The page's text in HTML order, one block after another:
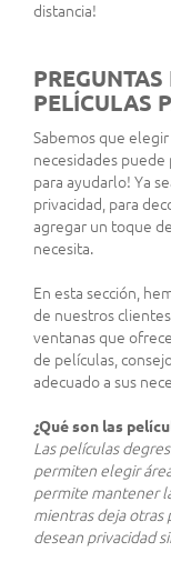
distancia!
PELÍCULAS
Sabemos que
necesidades puede
para ayudarlo! Ya
privacidad, para
agregar un toque
necesita.
En esta sección,
de nuestros
ventanas que
de películas,
adecuado a sus
¿Qué son las
Las películas
permiten elegir
permite mantener
mientras deja otras
desean privacidad